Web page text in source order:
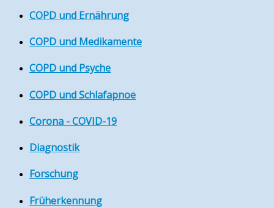
COPD und Ernährung
COPD und Medikamente
COPD und Psyche
COPD und Schlafapnoe
Corona - COVID-19
Diagnostik
Forschung
Früherkennung